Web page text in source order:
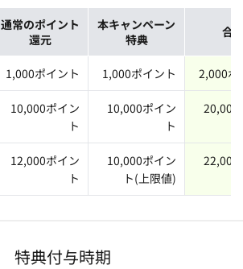
1,000ポイント 1,000ポイント 2,000ポ
10,000ポイン
ト
10,000ポイン
ト
20,000
12,000ポイン
ト
10,000ポイン
ト(上限値)
22,000
通常のポイント
還元
本キャンペーン
特典
合
通常のポイント
還元
本キャンペーン
特典
合
通常のポイント
還元
本キャンペーン
特典
合
特典付与時期